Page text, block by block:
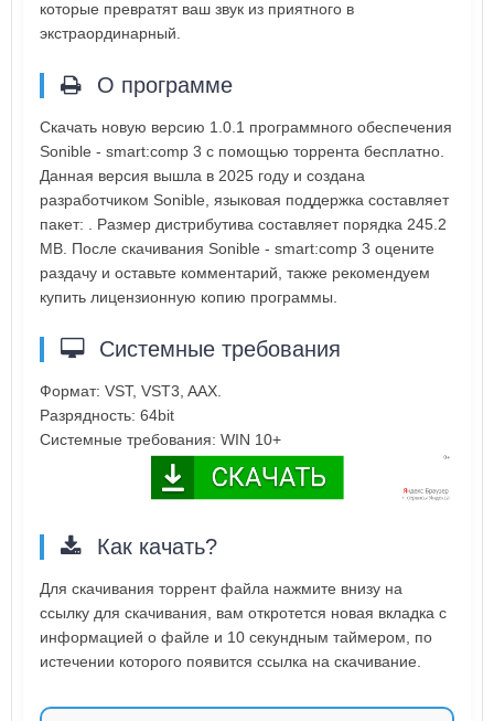
которые превратят ваш звук из приятного в
экстраординарный.
О программе
Скачать новую версию 1.0.1 программного обеспечения
Sonible - smart:comp 3 с помощью торрента бесплатно.
Данная версия вышла в 2025 году и создана
разработчиком Sonible, языковая поддержка составляет
пакет: . Размер дистрибутива составляет порядка 245.2
MB. После скачивания Sonible - smart:comp 3 оцените
раздачу и оставьте комментарий, также рекомендуем
купить лицензионную копию программы.
Системные требования
Формат: VST, VST3, AAX.
Разрядность: 64bit
Системные требования: WIN 10+
Как качать?
Для скачивания торрент файла нажмите внизу на
ссылку для скачивания, вам откротется новая вкладка с
информацией о файле и 10 секундным таймером, по
истечении которого появится ссылка на скачивание.